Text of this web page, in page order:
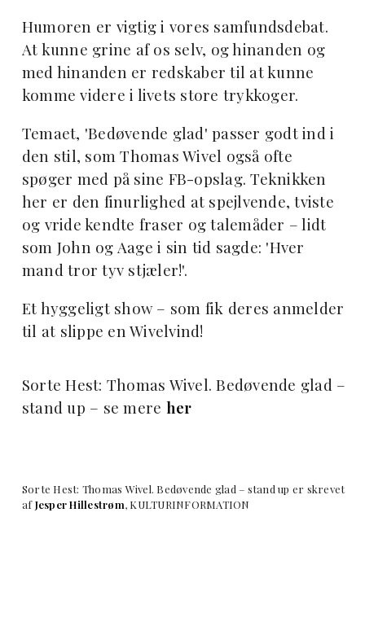
Humoren er vigtig i vores samfundsdebat.
At kunne grine af os selv, og hinanden og
med hinanden er redskaber til at kunne
komme videre i livets store trykkoger.
Temaet, 'Bedøvende glad' passer godt ind i
den stil, som Thomas Wivel også ofte
spøger med på sine FB-opslag. Teknikken
her er den finurlighed at spejlvende, tviste
og vride kendte fraser og talemåder – lidt
som John og Aage i sin tid sagde: 'Hver
mand tror tyv stjæler!'.
Et hyggeligt show – som fik deres anmelder
til at slippe en Wivelvind!
Sorte Hest: Thomas Wivel. Bedøvende glad –
stand up – se mere her
Sorte Hest: Thomas Wivel. Bedøvende glad – stand up er skrevet
afJesper Hillestrøm, KULTURINFORMATION